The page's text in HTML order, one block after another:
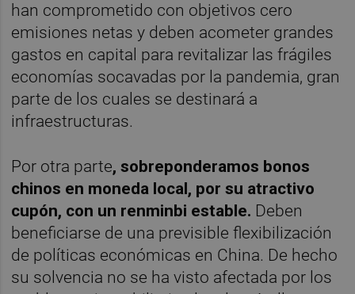
han comprometido con objetivos cero
emisiones netas y deben acometer grandes
gastos en capital para revitalizar las frágiles
economías socavadas por la pandemia, gran
parte de los cuales se destinará a
infraestructuras.
Por otra parte, sobreponderamos bonos
chinos en moneda local, por su atractivo
cupón, con un renminbi estable. Deben
beneficiarse de una previsible flexibilización
de políticas económicas en China. De hecho
su solvencia no se ha visto afectada por los